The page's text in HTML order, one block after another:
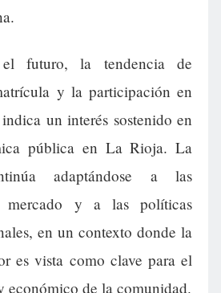
futuro, la tendencia de
y la participación en
un interés sostenido en
pública en La Rioja. La
adaptándose a las
mercado y a las políticas
en un contexto donde la
es vista como clave para el
económico de la comunidad.